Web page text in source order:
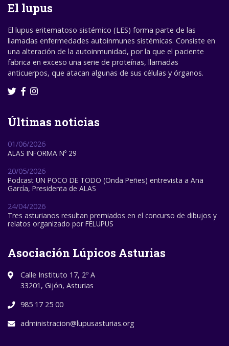
El lupus
El lupus eritematoso sistémico (LES) forma parte de las
llamadas enfermedades autoinmunes sistémicas. Consiste en
una alteración de la autoinmunidad, por la que el paciente
fabrica en exceso una serie de proteínas, llamadas
anticuerpos, que atacan algunas de sus células y órganos.
Últimas noticias
01/06/2026
ALAS INFORMA Nº 29
20/05/2026
Podcast UN POCO DE TODO (Onda Peñes) entrevista a Ana
García, Presidenta de ALAS
24/04/2026
Tres asturianos resultan premiados en el concurso de dibujos y
relatos organizado por FELUPUS
Asociación Lúpicos Asturias
Calle Instituto 17, 2º A
33201, Gijón, Asturias
985 17 25 00
administracion@lupusasturias.org